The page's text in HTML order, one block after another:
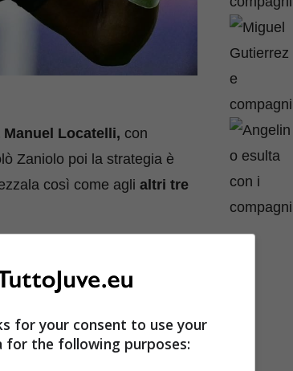
Locatelli, con
Zaniolo poi la strategia è
così come agli altri tre
anche se il tempo
lunedì col Sassuolo inizia il
sempre quello di
for your consent to use your
for the following purposes: